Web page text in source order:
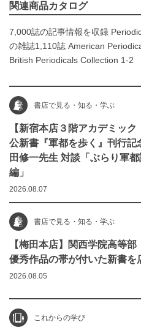
関連商品カタログ
7,000誌の記事情報を収録
の雑誌1,110誌 American
British Periodicals Collection 1-2
書店で見る・知る・学ぶ
【新宿本店３階アカデミッ
公新書『軍都を歩く』刊行記
田修一先生 対談「ぶらり軍
編」
2026.08.07
書店で見る・知る・学ぶ
【梅田本店】関西学院高等
優秀作品の帯が付いた新書を
2026.08.05
これからの学び